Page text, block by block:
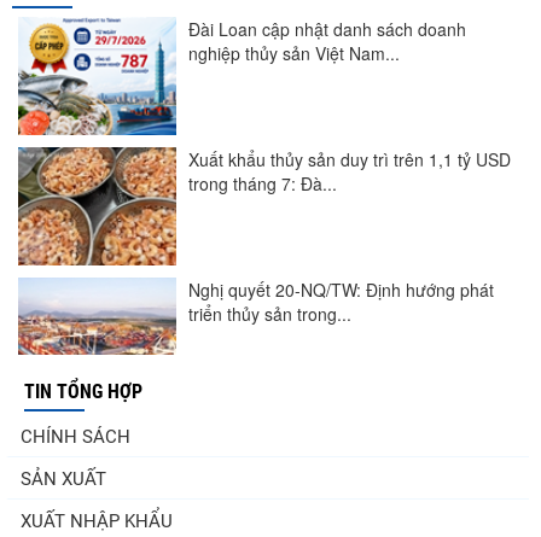
Đài Loan cập nhật danh sách doanh
nghiệp thủy sản Việt Nam...
Xuất khẩu thủy sản duy trì trên 1,1 tỷ USD
trong tháng 7: Đà...
Nghị quyết 20-NQ/TW: Định hướng phát
triển thủy sản trong...
TIN TỔNG HỢP
CHÍNH SÁCH
SẢN XUẤT
XUẤT NHẬP KHẨU